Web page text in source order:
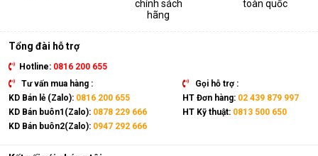
thiết bị. Sản phẩm có kích thước gọn nhẹ, kết hợp cùng bánh
xe và tay cầm nên có thể dễ dàng di chuyển tới mọi vị trí trong
chính sách
hãng
toàn quốc
Tổng đài hỗ trợ
Hotline: 0816 200 655
Tư vấn mua hàng :
KD Bán lẻ (Zalo): 0816 200 655
KD Bán buôn1(Zalo): 0878 229 666
KD Bán buôn2(Zalo): 0947 292 666
Gọi hỗ trợ :
HT Đơn hàng: 02 439 879 997
HT Kỹ thuật: 0813 500 650